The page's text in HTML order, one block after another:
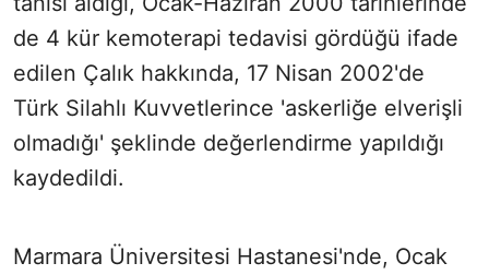
de 4 kür kemoterapi tedavisi gördüğü ifade
edilen Çalık hakkında, 17 Nisan 2002'de
Türk Silahlı Kuvvetlerince 'askerliğe elverişli
olmadığı' şeklinde değerlendirme yapıldığı
kaydedildi.
Marmara Üniversitesi Hastanesi'nde, Ocak